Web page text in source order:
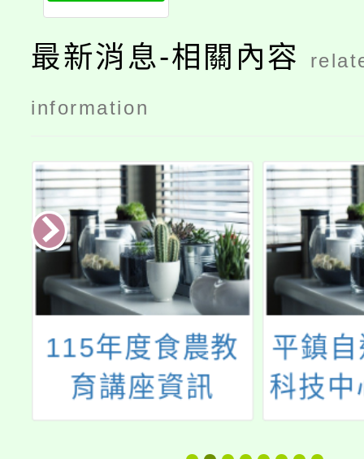
最新消息-相關內容
information
平鎮自造教育及
科技中心10月份
大溪
科技